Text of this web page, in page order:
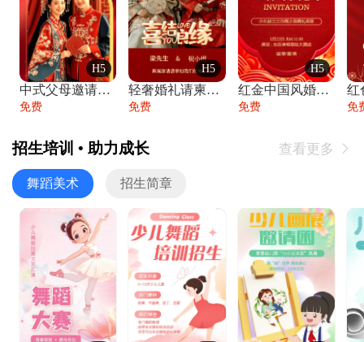
H5
中式父母邀请函婚礼结婚请柬请贴父母邀请方
免费
H5
轻奢婚礼请柬婚礼邀请函结婚照请帖
免费
H5
红金中国风婚礼请柬出阁喜宴嫁女请帖出阁宴
免费 免
招生培训 • 助力成长 查看更多 
舞蹈美术 招生简章